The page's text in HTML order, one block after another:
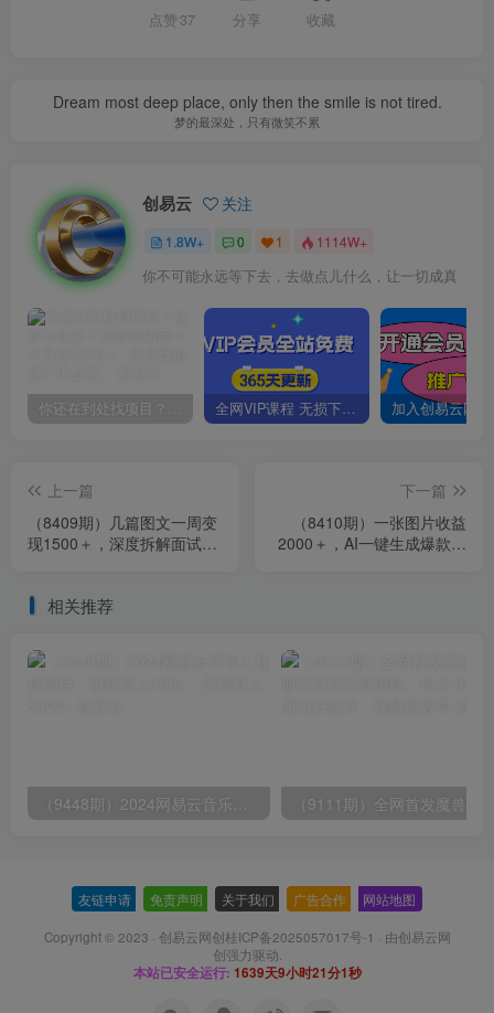
点赞 37 分享 收藏
Dream most deep place, only then the smile is not tired.
梦的最深处，只有微笑不累
创易云 关注
1.8W+ 0 1 1114W+
你不可能永远等下去，去做点儿什么，让一切成真
你还在到处找项目？还在当韭菜？我靠卖项目一个月收入5万+，曾经我也是个失败者。 全网VIP课程 无损下载~
上一篇
（8409期）几篇图文一周变
现1500＋，深度拆解面试掘
下一篇
（8410期）一张图片收益
2000＋，AI一键生成爆款原
相关推荐
友链申请 免责声明 关于我们 广告合作 网站地图
Copyright © 2023 · 创易云网创桂ICP备2025057017号-1 · 由创易云网
创强力驱动.
本站已安全运行: 1639天9小时21分1秒